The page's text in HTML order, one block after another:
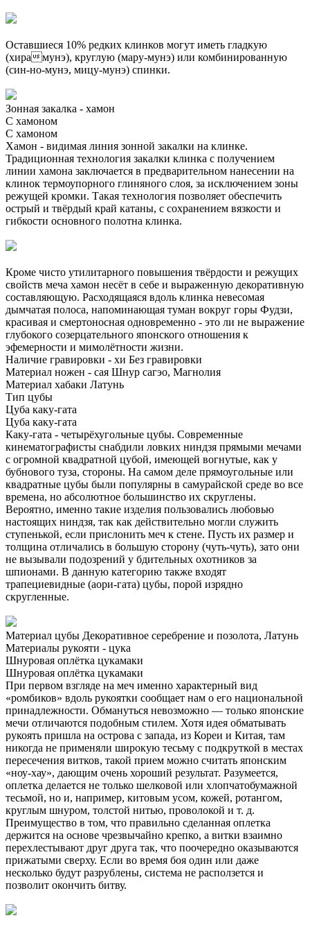
Оставшиеся 10% редких клинков могут иметь гладкую
(хирамунэ), круглую (мару-мунэ) или комбинированную
(син-но-мунэ, мицу-мунэ) спинки.
Зонная закалка - хамон
С хамоном
С хамоном
Хамон - видимая линия зонной закалки на клинке.
Традиционная технология закалки клинка с получением
линии хамона заключается в предварительном нанесении на
клинок термоупорного глиняного слоя, за исключением зоны
режущей кромки. Такая технология позволяет обеспечить
острый и твёрдый край катаны, с сохранением вязкости и
гибкости основного полотна клинка.
Кроме чисто утилитарного повышения твёрдости и режущих
свойств меча хамон несёт в себе и выраженную декоративную
составляющую. Расходящаяся вдоль клинка невесомая
дымчатая полоса, напоминающая туман вокруг горы Фудзи,
красивая и смертоносная одновременно - это ли не выражение
глубокого созерцательного японского отношения к
эфемерности и мимолётности жизни.
Наличие гравировки - хи Без гравировки
Материал ножен - сая Шнур сагэо, Магнолия
Материал хабаки Латунь
Тип цубы
Цуба каку-гата
Цуба каку-гата
Каку-гата - четырёхугольные цубы. Современные
кинематографисты снабдили ловких ниндзя прямыми мечами
с огромной квадратной цубой, имеющей вогнутые, как у
бубнового туза, стороны. На самом деле прямоугольные или
квадратные цубы были популярны в самурайской среде во все
времена, но абсолютное большинство их скруглены.
Вероятно, именно такие изделия пользовались любовью
настоящих ниндзя, так как действительно могли служить
ступенькой, если прислонить меч к стене. Пусть их размер и
толщина отличались в большую сторону (чуть-чуть), зато они
не вызывали подозрений у бдительных охотников за
шпионами. В данную категорию также входят
трапециевидные (аори-гата) цубы, порой изрядно
скругленные.
Материал цубы Декоративное серебрение и позолота, Латунь
Материалы рукояти - цука
Шнуровая оплётка цукамаки
Шнуровая оплётка цукамаки
При первом взгляде на меч именно характерный вид
«ромбиков» вдоль рукоятки сообщает нам о его национальной
принадлежности. Обмануться невозможно — только японские
мечи отличаются подобным стилем. Хотя идея обматывать
рукоять пришла на острова с запада, из Кореи и Китая, там
никогда не применяли широкую тесьму с подкруткой в местах
пересечения витков, такой прием можно считать японским
«ноу-хау», дающим очень хороший результат. Разумеется,
оплетка делается не только шелковой или хлопчатобумажной
тесьмой, но и, например, китовым усом, кожей, ротангом,
круглым шнуром, толстой нитью, проволокой и т. д.
Преимущество в том, что правильно сделанная оплетка
держится на основе чрезвычайно крепко, а витки взаимно
перехлестывают друг друга так, что поочередно оказываются
прижатыми сверху. Если во время боя один или даже
несколько будут разрублены, система не расползется и
позволит окончить битву.